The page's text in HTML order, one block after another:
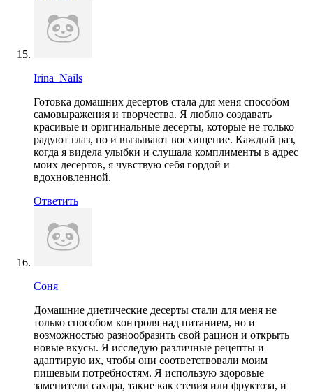
Irina_Nails
Готовка домашних десертов стала для меня способом
самовыражения и творчества. Я люблю создавать
красивые и оригинальные десерты, которые не только
радуют глаз, но и вызывают восхищение. Каждый раз,
когда я видела улыбки и слушала комплименты в адрес
моих десертов, я чувствую себя гордой и
вдохновленной.
Ответить
Соня
Домашние диетические десерты стали для меня не
только способом контроля над питанием, но и
возможностью разнообразить свой рацион и открыть
новые вкусы. Я исследую различные рецепты и
адаптирую их, чтобы они соответствовали моим
пищевым потребностям. Я использую здоровые
заменители сахара, такие как стевия или фруктоза, и